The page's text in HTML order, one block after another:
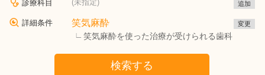
診療科目 (未指定) 追加
詳細条件 笑気麻酔
笑気麻酔を使った治療が受けられる歯科
変更
検索する